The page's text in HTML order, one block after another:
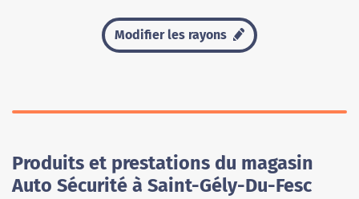
Modifier les rayons
Produits et prestations du magasin
Auto Sécurité à Saint-Gély-Du-Fesc